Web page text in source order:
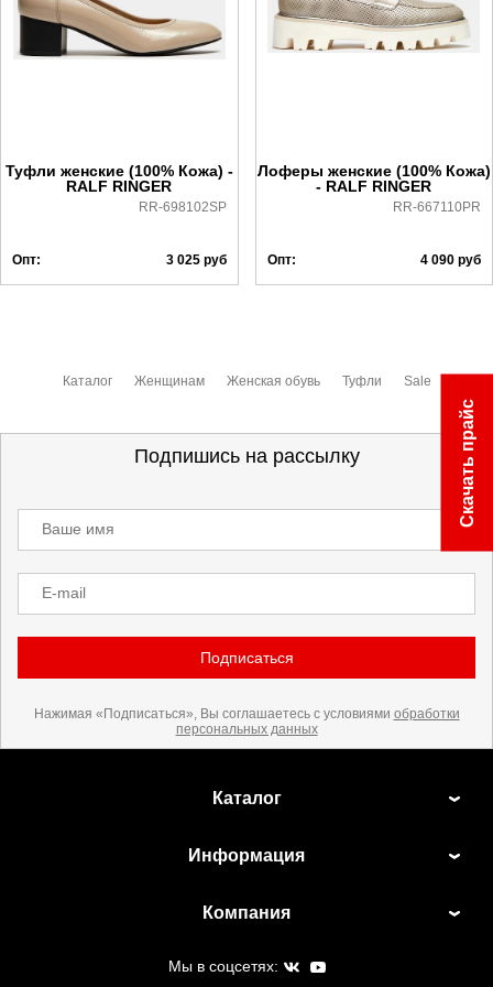
Доставка по России всеми транспортными ТК, а также с
Почтой Росии и СДЭК.
Туфли женские (100% Кожа) -
RALF RINGER
RR-698102SP
Опт: 3 025руб
Лоферы женские (100% Кожа)
- RALF RINGER
RR-667110PR
Опт: 4 090 руб
Каталог Женщинам Женская обувь Туфли Sale
Подпишись на рассылку
Ваше имя
E-mail
Подписаться
Нажимая «Подписаться», Вы соглашаетесь с условиями обработки
персональных данных
Каталог
Информация
Компания
Мы в соцсетях:
Скачать прайс